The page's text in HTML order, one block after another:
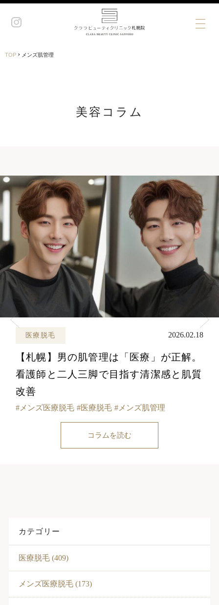
TOP › メンズ肌管理
美容コラム
医療脱毛 2026.02.18
【札幌】男の肌管理は「医療」が正解。
看護師と二人三脚で目指す清潔感と肌質
改善
メンズ医療脱毛 医療脱毛 メンズ肌管理
コラムを読む
カテゴリー
医療脱毛 (409)
メンズ医療脱毛 (173)